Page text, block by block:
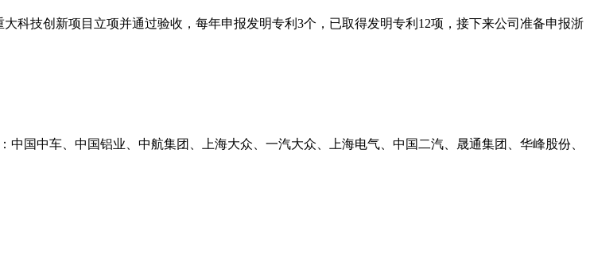
科技创新项目立项并通过验收，每年申报发明专利3个，已取得发明专利12项，接下来公司准备申报浙
国中车、中国铝业、中航集团、上海大众、一汽大众、上海电气、中国二汽、晟通集团、华峰股份、